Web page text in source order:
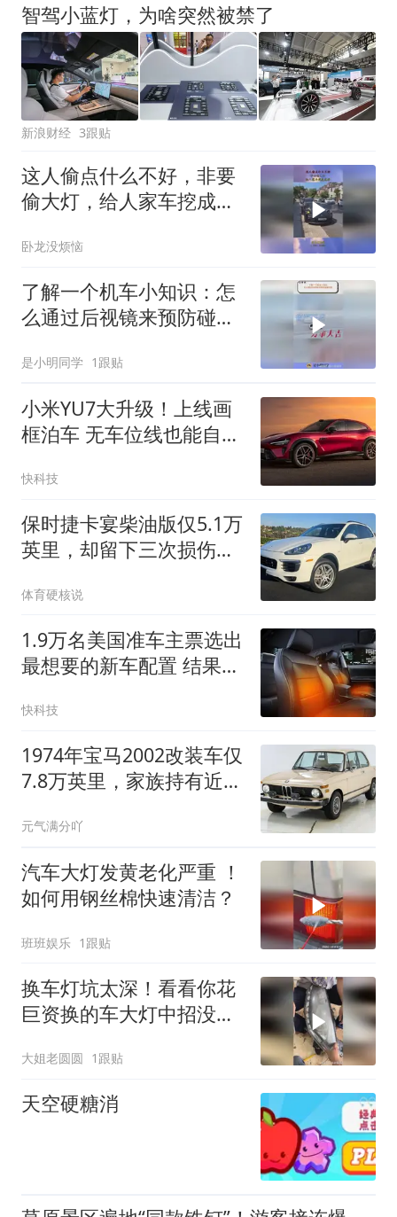
智驾小蓝灯，为啥突然被禁了
新浪财经 3跟贴
这人偷点什么不好，非要
偷大灯，给人家车挖成这
卧龙没烦恼
了解一个机车小知识：怎
么通过后视镜来预防碰撞
是小明同学 1跟贴
小米YU7大升级！上线画
框泊车 无车位线也能自动
快科技
保时捷卡宴柴油版仅5.1万
英里，却留下三次损伤记
体育硬核说
1.9万名美国准车主票选出
最想要的新车配置 结果竟
快科技
1974年宝马2002改装车仅
7.8万英里，家族持有近50
元气满分吖
汽车大灯发黄老化严重 ！
如何用钢丝棉快速清洁？
班班娱乐 1跟贴
换车灯坑太深！看看你花
巨资换的车大灯中招没
大姐老圆圆 1跟贴
天空硬糖消